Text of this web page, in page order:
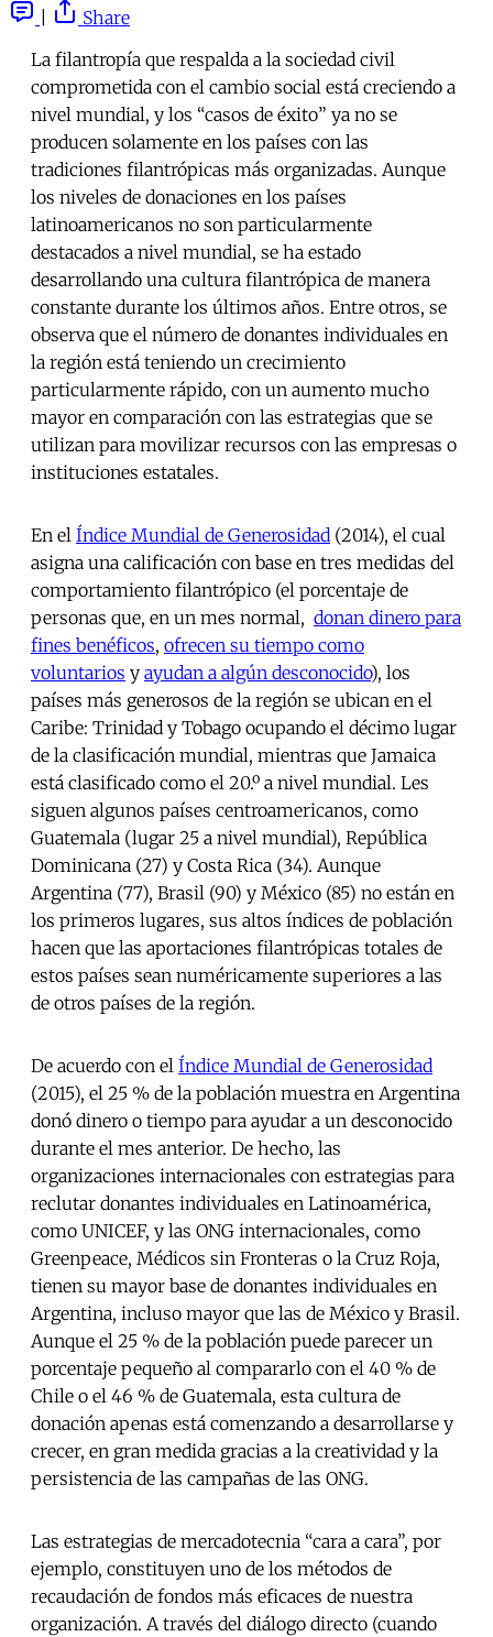
Share
La filantropía que respalda a la sociedad civil
comprometida con el cambio social está creciendo a
nivel mundial, y los “casos de éxito” ya no se
producen solamente en los países con las
tradiciones filantrópicas más organizadas. Aunque
los niveles de donaciones en los países
latinoamericanos no son particularmente
destacados a nivel mundial, se ha estado
desarrollando una cultura filantrópica de manera
constante durante los últimos años. Entre otros, se
observa que el número de donantes individuales en
la región está teniendo un crecimiento
particularmente rápido, con un aumento mucho
mayor en comparación con las estrategias que se
utilizan para movilizar recursos con las empresas o
instituciones estatales.
En el Índice Mundial de Generosidad (2014), el cual
asigna una calificación con base en tres medidas del
comportamiento filantrópico (el porcentaje de
personas que, en un mes normal, donan dinero para
fines benéficos, ofrecen su tiempo como
voluntarios y ayudan a algún desconocido), los
países más generosos de la región se ubican en el
Caribe: Trinidad y Tobago ocupando el décimo lugar
de la clasificación mundial, mientras que Jamaica
está clasificado como el 20.º a nivel mundial. Les
siguen algunos países centroamericanos, como
Guatemala (lugar 25 a nivel mundial), República
Dominicana (27) y Costa Rica (34). Aunque
Argentina (77), Brasil (90) y México (85) no están en
los primeros lugares, sus altos índices de población
hacen que las aportaciones filantrópicas totales de
estos países sean numéricamente superiores a las
de otros países de la región.
De acuerdo con el Índice Mundial de Generosidad
(2015), el 25 % de la población muestra en Argentina
donó dinero o tiempo para ayudar a un desconocido
durante el mes anterior. De hecho, las
organizaciones internacionales con estrategias para
reclutar donantes individuales en Latinoamérica,
como UNICEF, y las ONG internacionales, como
Greenpeace, Médicos sin Fronteras o la Cruz Roja,
tienen su mayor base de donantes individuales en
Argentina, incluso mayor que las de México y Brasil.
Aunque el 25 % de la población puede parecer un
porcentaje pequeño al compararlo con el 40 % de
Chile o el 46 % de Guatemala, esta cultura de
donación apenas está comenzando a desarrollarse y
crecer, en gran medida gracias a la creatividad y la
persistencia de las campañas de las ONG.
Las estrategias de mercadotecnia “cara a cara”, por
ejemplo, constituyen uno de los métodos de
recaudación de fondos más eficaces de nuestra
organización. A través del diálogo directo (cuando